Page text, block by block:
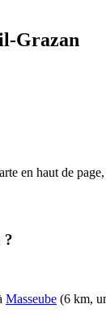
Grazan
en haut de
?
Masseube (6 km,